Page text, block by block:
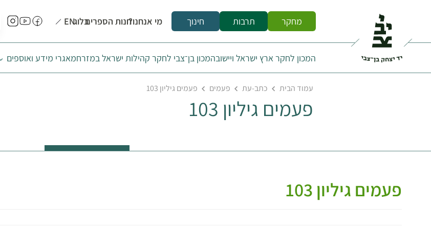
מחקר תרבות חינוך מי אנחנו?חנות הספריםבלוגEN
המכון לחקר ארץ ישראל ויישובהמכון בן־צבי לחקר קהילות ישראל במזרחמאגרי מידע ואוספים
עמוד הבית כתב-עת פעמים פעמים גיליון 103
פעמים גיליון 103
פעמים גיליון 103